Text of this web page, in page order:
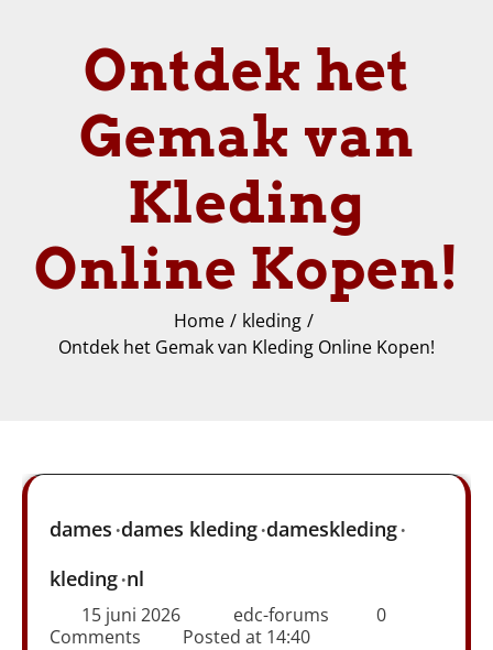
Ontdek het
Gemak van
Kleding
Online Kopen!
Home
kleding
Ontdek het Gemak van Kleding Online Kopen!
dames dames kleding dameskleding
kleding nl
15 juni 2026 edc-forums
0
Comments
Posted at 14:40